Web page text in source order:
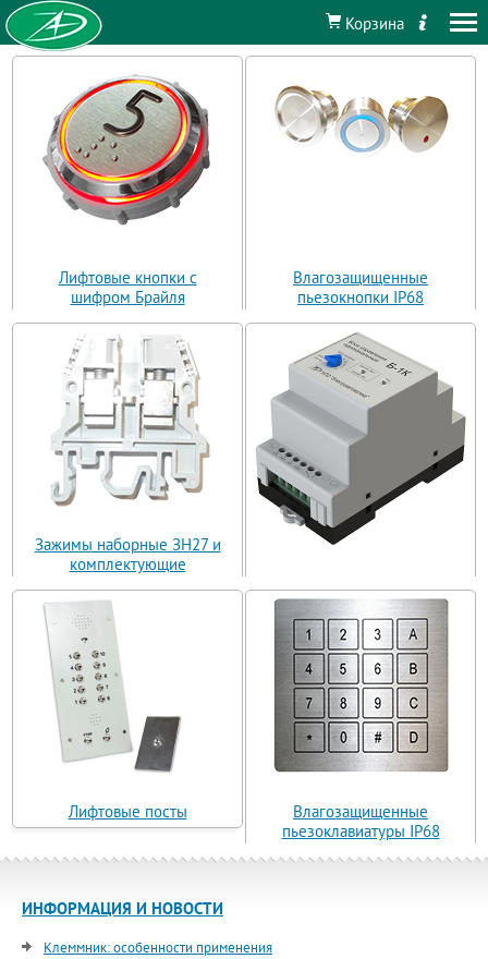
Корзина
Лифтовые кнопки с
шифром Брайля
Влагозащищенные
пьезокнопки IP68
Зажимы наборные ЗН27 и
комплектующие
Лифтовые посты
Влагозащищенные
пьезоклавиатуры IP68
ИНФОРМАЦИЯ И НОВОСТИ
Клеммник: особенности применения